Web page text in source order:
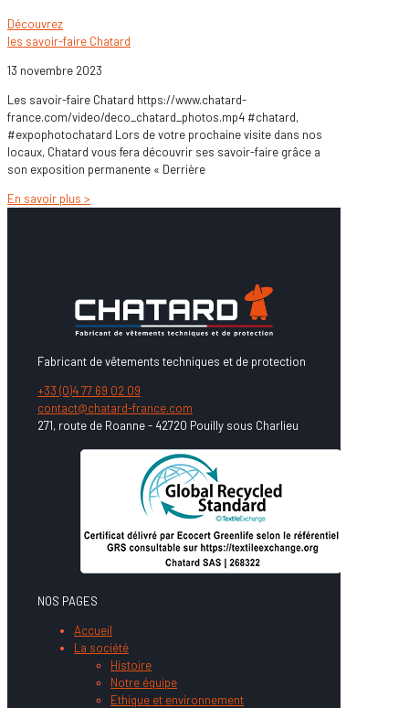
Découvrez
les savoir-faire Chatard
13 novembre 2023
Les savoir-faire Chatard https://www.chatard-
france.com/video/deco_chatard_photos.mp4 #chatard,
#expophotochatard Lors de votre prochaine visite dans nos
locaux, Chatard vous fera découvrir ses savoir-faire grâce a
son exposition permanente « Derrière
En savoir plus >
Fabricant de vêtements techniques et de protection
+33 (0)4 77 69 02 09
contact@chatard-france.com
271, route de Roanne - 42720 Pouilly sous Charlieu
NOS PAGES
Accueil
La société
Histoire
Notre équipe
Ethique et environnement